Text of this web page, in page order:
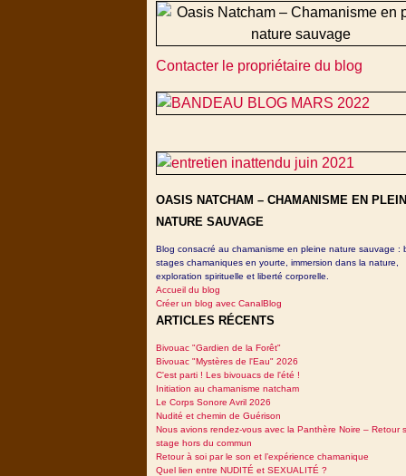
Contacter le propriétaire du blog
OASIS NATCHAM – CHAMANISME EN
NATURE SAUVAGE
Blog consacré au chamanisme en pleine nature sauvage :
stages chamaniques en yourte, immersion dans la nature,
exploration spirituelle et liberté corporelle.
Accueil du blog
Créer un blog avec CanalBlog
ARTICLES RÉCENTS
Bivouac "Gardien de la Forêt"
Bivouac "Mystères de l'Eau" 2026
C'est parti ! Les bivouacs de l'été !
Initiation au chamanisme natcham
Le Corps Sonore Avril 2026
Nudité et chemin de Guérison
Nous avions rendez-vous avec la Panthère Noire – Retour
stage hors du commun
Retour à soi par le son et l’expérience chamanique
Quel lien entre NUDITÉ et SEXUALITÉ ?